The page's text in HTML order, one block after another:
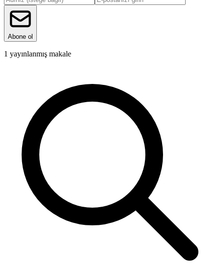
Abone ol
1 yayınlanmış makale